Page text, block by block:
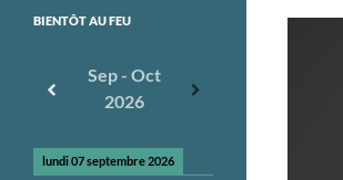
BIENTÔT AU FEU
Sep - Oct
2026
lundi 07 septembre 2026